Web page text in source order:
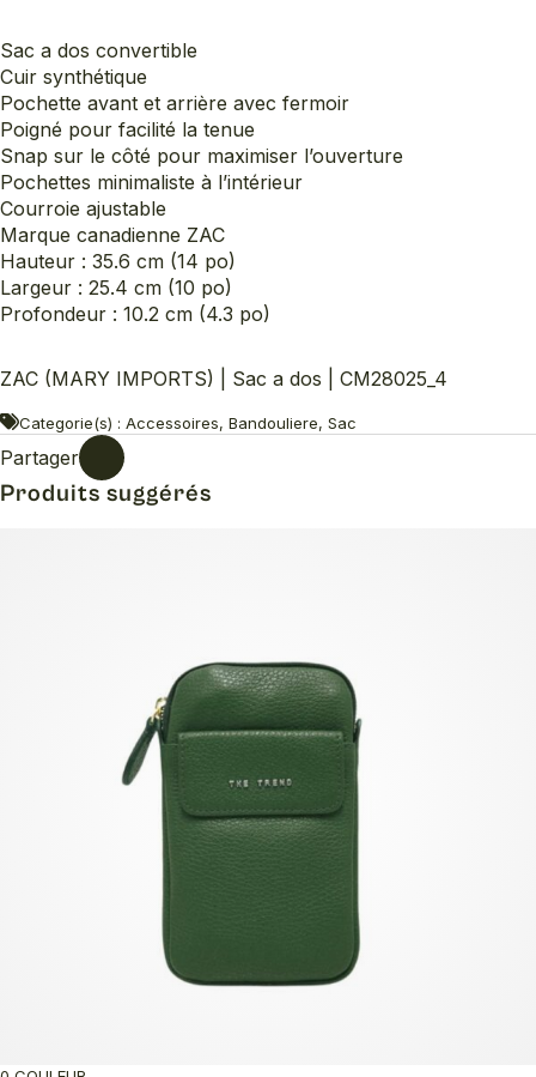
Sac a dos convertible
Cuir synthétique
Pochette avant et arrière avec fermoir
Poigné pour facilité la tenue
Snap sur le côté pour maximiser l’ouverture
Pochettes minimaliste à l’intérieur
Courroie ajustable
Marque canadienne ZAC
Hauteur : 35.6 cm (14 po)
Largeur : 25.4 cm (10 po)
Profondeur : 10.2 cm (4.3 po)
ZAC (MARY IMPORTS) | Sac a dos | CM28025_4
Categorie(s) : Accessoires, Bandouliere, Sac
Partager
Produits suggérés